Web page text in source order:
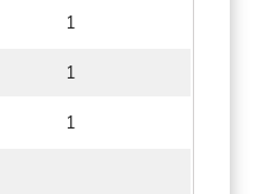
1
1
1